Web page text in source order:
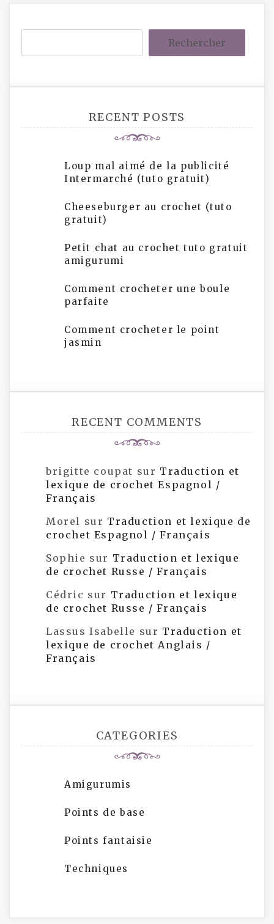
Rechercher
RECENT POSTS
Loup mal aimé de la publicité
Intermarché (tuto gratuit)
Cheeseburger au crochet (tuto
gratuit)
Petit chat au crochet tuto gratuit
amigurumi
Comment crocheter une boule
parfaite
Comment crocheter le point
jasmin
RECENT COMMENTS
brigitte coupat sur Traduction et
lexique de crochet Espagnol /
Français
Morel sur Traduction et lexique de
crochet Espagnol / Français
Sophie sur Traduction et lexique
de crochet Russe / Français
Cédric sur Traduction et lexique
de crochet Russe / Français
Lassus Isabelle sur Traduction et
lexique de crochet Anglais /
Français
CATEGORIES
Amigurumis
Points de base
Points fantaisie
Techniques